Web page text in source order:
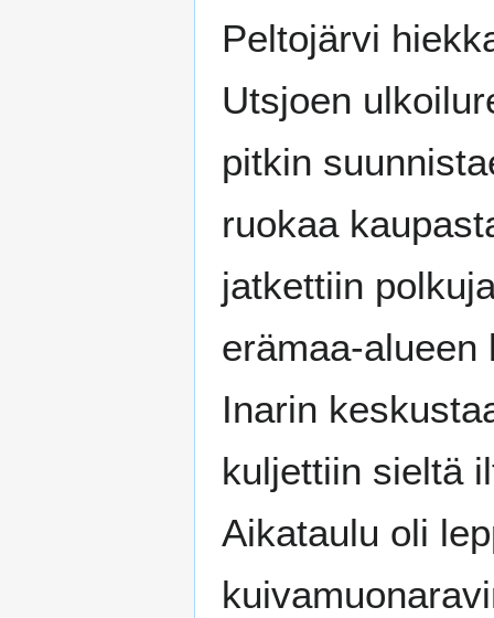
Peltojärvi
Utsjoen
pitkin
ruokaa
jatkettiin
erämaa-alueen
Inarin
kuljettiin sieltä
Aikataulu oli